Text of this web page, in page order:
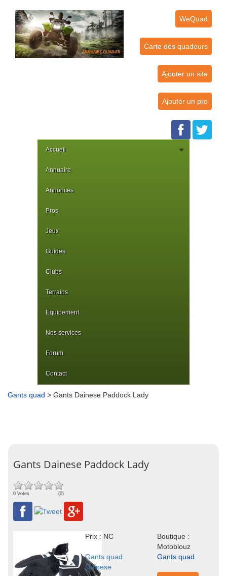
WeQuad
Carte des quadeurs
Ajouter un site
Ajouter un pro
Accueil
Annuaire
Annonces
Pros
Jeux
Guides
Clubs
Terrains
Equipement
Nos services
Forum
Contact
Gants quad > Gants Dainese Paddock Lady
Gants Dainese Paddock Lady
0 Votes (0)
Prix : NC
Boutique :
Motoblouz
Gants quad
Dainese
Gants quad